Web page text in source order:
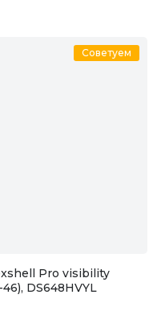
Советуем
Pro visibility
DS648HVYL